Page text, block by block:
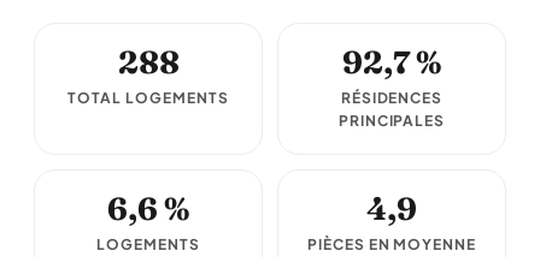
288
TOTAL LOGEMENTS
92,7 %
RÉSIDENCES
PRINCIPALES
6,6 %
LOGEMENTS
4,9
PIÈCES EN MOYENNE